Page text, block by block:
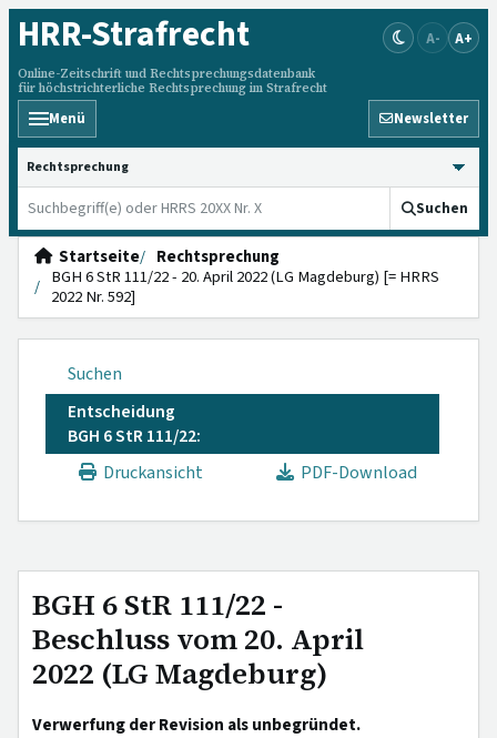
HRR-Strafrecht
Online-Zeitschrift und Rechtsprechungsdatenbank
für höchstrichterliche Rechtsprechung im Strafrecht
A- A+
Menü Newsletter
HRRS durchsuchen
Suchen
Startseite
Rechtsprechung
BGH 6 StR 111/22 - 20. April 2022 (LG Magdeburg) [= HRRS
2022 Nr. 592]
Suchen
Entscheidung
BGH 6 StR 111/22:
Druckansicht
PDF-Download
BGH 6 StR 111/22 -
Beschluss vom 20. April
2022 (LG Magdeburg)
Verwerfung der Revision als unbegründet.